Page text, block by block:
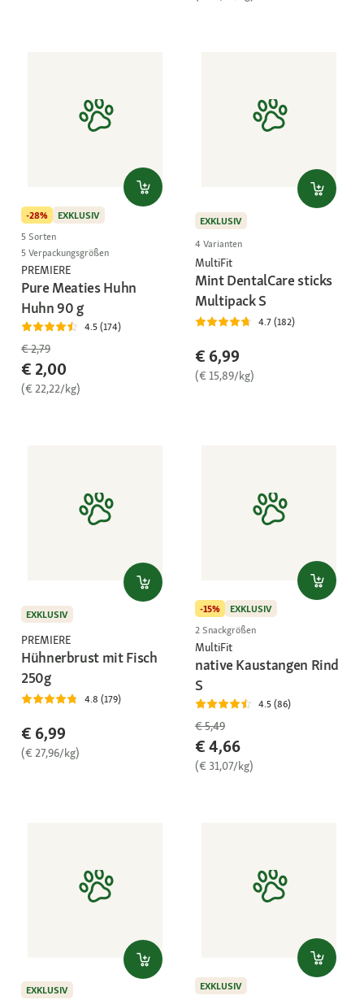
-28%
EXKLUSIV
5 Sorten
5 Verpackungsgrößen
PREMIERE
Pure Meaties Huhn
Huhn 90 g
4.5 (174)
€ 2,79
€ 2,00
(€ 22,22/kg)
EXKLUSIV
4 Varianten
MultiFit
Mint DentalCare sticks
Multipack S
4.7 (182)
€ 6,99
(€ 15,89/kg)
EXKLUSIV
PREMIERE
Hühnerbrust mit Fisch
250g
4.8 (179)
€ 6,99
(€ 27,96/kg)
-15%
EXKLUSIV
2 Snackgrößen
MultiFit
native Kaustangen Rind
S
4.5 (86)
€ 5,49
€ 4,66
(€ 31,07/kg)
EXKLUSIV
EXKLUSIV